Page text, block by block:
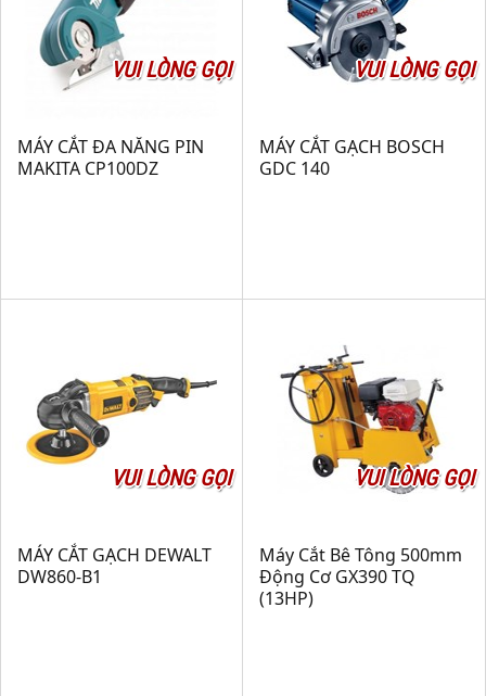
VUI LÒNG GỌI
MÁY CẮT ĐA NĂNG PIN
MAKITA CP100DZ
VUI LÒNG GỌI
MÁY CẮT GẠCH BOSCH
GDC 140
VUI LÒNG GỌI
MÁY CẮT GẠCH DEWALT
DW860-B1
VUI LÒNG GỌI
Máy Cắt Bê Tông 500mm
Động Cơ GX390 TQ
(13HP)